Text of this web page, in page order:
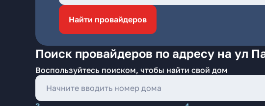
Найти провайдеров
Поиск провайдеров по адресу на ул
Воспользуйтесь поиском, чтобы найти свой дом